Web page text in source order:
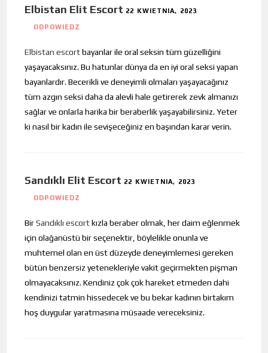
Elbistan Elit Escort 22 KWIETNIA, 2023
ODPOWIEDZ
Elbistan escortbayanlar ile oral seksin tüm güzelliğini
yaşayacaksınız. Bu hatunlar dünya da en iyi oral seksi yapan
bayanlardır. Becerikli ve deneyimli olmaları yaşayacağınız
tüm azgın seksi daha da alevli hale getirerek zevk almanızı
sağlar ve onlarla harika bir beraberlik yaşayabilirsiniz. Yeter
ki nasıl bir kadın ile sevişeceğiniz en başından karar verin.
Sandıklı Elit Escort 22 KWIETNIA, 2023
ODPOWIEDZ
BirSandıklı escortkızla beraber olmak, her daim eğlenmek
için olağanüstü bir seçenektir, böylelikle onunla ve
muhtemel olan en üst düzeyde deneyimlemesi gereken
bütün benzersiz yetenekleriyle vakit geçirmekten pişman
olmayacaksınız. Kendiniz çok çok hareket etmeden dahi
kendinizi tatmin hissedecek ve bu bekar kadının birtakım
hoş duygular yaratmasına müsaade vereceksiniz.